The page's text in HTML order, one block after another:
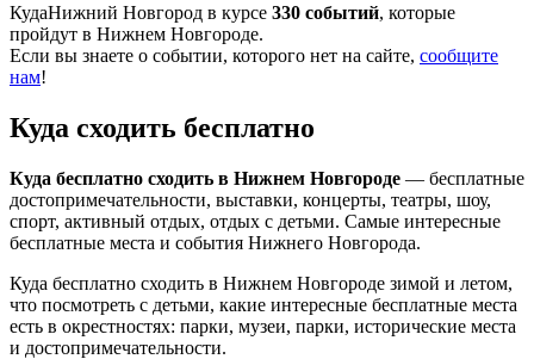
КудаНижний Новгород в курсе 330 событий, которые
пройдут в Нижнем Новгороде.
Если вы знаете о событии, которого нет на сайте, сообщите
нам!
Куда сходить бесплатно
Куда бесплатно сходить в Нижнем Новгороде — бесплатные
достопримечательности, выставки, концерты, театры, шоу,
спорт, активный отдых, отдых с детьми. Самые интересные
бесплатные места и события Нижнего Новгорода.
Куда бесплатно сходить в Нижнем Новгороде зимой и летом,
что посмотреть с детьми, какие интересные бесплатные места
есть в окрестностях: парки, музеи, парки, исторические места
и достопримечательности.